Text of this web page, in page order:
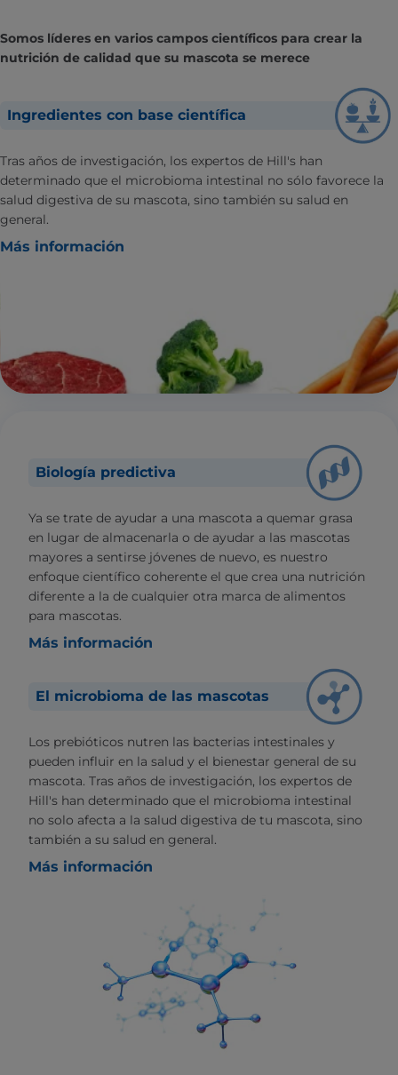
Somos líderes en varios campos científicos para crear la
nutrición de calidad que su mascota se merece
Ingredientes con base científica
Tras años de investigación, los expertos de Hill's han
determinado que el microbioma intestinal no sólo favorece la
salud digestiva de su mascota, sino también su salud en
general.
Más información
Biología predictiva
Ya se trate de ayudar a una mascota a quemar grasa
en lugar de almacenarla o de ayudar a las mascotas
mayores a sentirse jóvenes de nuevo, es nuestro
enfoque científico coherente el que crea una nutrición
diferente a la de cualquier otra marca de alimentos
para mascotas.
Más información
El microbioma de las mascotas
Los prebióticos nutren las bacterias intestinales y
pueden influir en la salud y el bienestar general de su
mascota. Tras años de investigación, los expertos de
Hill's han determinado que el microbioma intestinal
no solo afecta a la salud digestiva de tu mascota, sino
también a su salud en general.
Más información